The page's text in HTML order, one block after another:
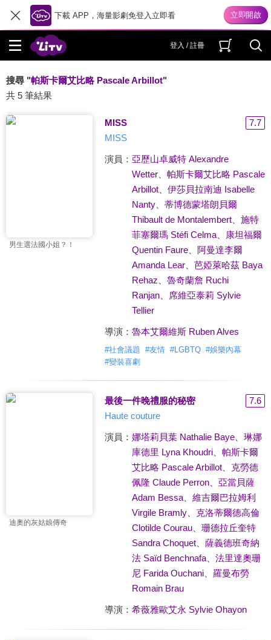
下載 APP，海量影劇免登入立即看
登入 / 註冊
搜尋 "帕斯卡爾艾比略 Pascale Arbillot"
共 5 筆結果
男生選法國小姐？！
MISS
7.7
MISS
演員： 亞歷山卓威特 Alexandre
Wetter、 帕斯卡爾艾比略 Pascale
Arbillot、 伊莎貝拉南迪 Isabelle
Nanty、 蒂博德蒙塔朗貝爾
Thibault de Montalembert、 施特
菲塞爾瑪 Stéfi Celma、
康坦福爾
Quentin Faure、 阿曼達李爾
Amanda Lear、 芭婭萊哈茲 Baya
Rehaz
魯奇蘭詹 Ruchi
Ranjan、
席維亞泰莉 Sylvie
Tellier
導演： 魯本艾爾維斯 Ruben Alves
#社會議題 #友情 #LGBTQ #娛樂內幕
#變裝喜劇
迪奧的灰姑娘傳奇
最後一件晚禮服的秘密
7.6
Haute couture
演員： 娜塔莉貝葉 Nathalie Baye、 琳娜
庫德里 Lyna Khoudri、 帕斯卡爾
艾比略 Pascale Arbillot、 克勞德
佩隆 Claude Perron、 亞當貝薩
Adam Bessa、 維吉爾巴拉姆利
Virgile Bramly、 克洛蒂爾德高倫
Clotilde Courau、 珊德拉丘奎特
Sandra Choquet、 薩義德班奇納
法 Saïd Benchnafa、 法里達奧珊
尼 Farida Ouchani、 羅曼布勞
Romain Brau
導演： 希薇雅歐艾永 Sylvie Ohayon